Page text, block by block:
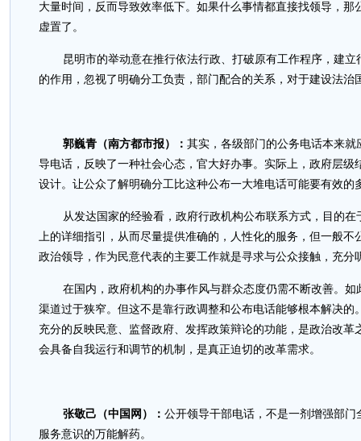
大量时间，反而导致效率低下。如果什么事情都直接找领导，那
虚置了。
昆明市的举动意在推行依法行政、打破原有工作程序，建
的作用，忽视了明确分工负责，部门配合的关系，对于建设法治
郭巍青（南方都市报）： 其实，各级部门的公务电话本来
导电话，反映了一种社会心态，官大好办事。实际上，政府层级
设计。让公众了解明确分工比这种公布一大堆电话可能要有效的
从发达国家的经验看，政府行政机构公布联系方式，目的
上的详细指引，从而尽量提供准确的，人性化的服务，但一般不
政治领导，作为民意代表的主要工作就是寻求与公众接触，充分
在国内，政府机构的办事作风与群众态度仍需不断改善。
渠道过于狭窄。但这不是靠行政调整和公布电话能够根本解决的
充分的反映民意、监督政府、发挥政策辩论的功能，是政治改革
会具备自我运行和调节的机制，是真正迫切的改革需求。
张敬己（中国网）： 公开领导干部电话，不是一剂增强部
服务意识的万能解药。